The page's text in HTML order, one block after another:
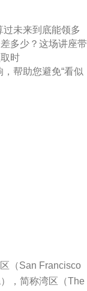
未来到底能领多
多少？这场讲座带
时
帮助您避免“看似
区（San Francisco
，简称湾区（The